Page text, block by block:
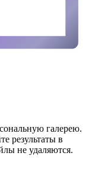
галерею.
результаты в
не удаляются.